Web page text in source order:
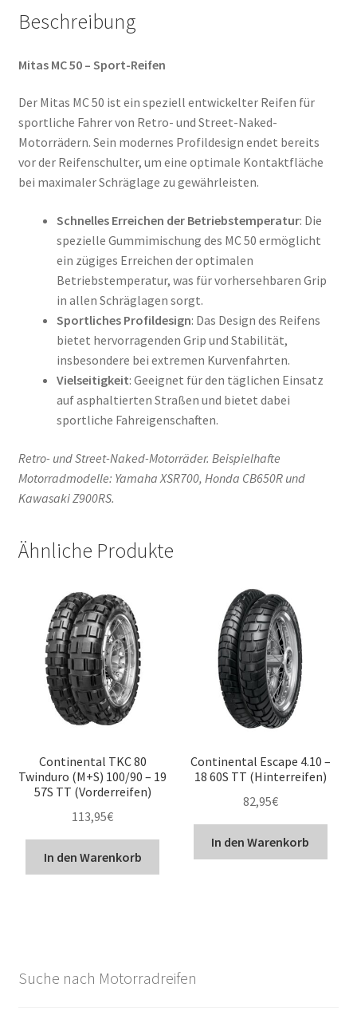
Beschreibung
Mitas MC 50 – Sport-Reifen
Der Mitas MC 50 ist ein speziell entwickelter Reifen für
sportliche Fahrer von Retro- und Street-Naked-
Motorrädern. Sein modernes Profildesign endet bereits
vor der Reifenschulter, um eine optimale Kontaktfläche
bei maximaler Schräglage zu gewährleisten.
Schnelles Erreichen der Betriebstemperatur: Die
spezielle Gummimischung des MC 50 ermöglicht
ein zügiges Erreichen der optimalen
Betriebstemperatur, was für vorhersehbaren Grip
in allen Schräglagen sorgt.
Sportliches Profildesign: Das Design des Reifens
bietet hervorragenden Grip und Stabilität,
insbesondere bei extremen Kurvenfahrten.
Vielseitigkeit: Geeignet für den täglichen Einsatz
auf asphaltierten Straßen und bietet dabei
sportliche Fahreigenschaften.
Retro- und Street-Naked-Motorräder. Beispielhafte
Motorradmodelle: Yamaha XSR700, Honda CB650R und
Kawasaki Z900RS.
Ähnliche Produkte
Continental TKC 80
Twinduro (M+S) 100/90 – 19
57S TT (Vorderreifen)
113,95€
In den Warenkorb
Continental Escape 4.10 –
18 60S TT (Hinterreifen)
82,95€
In den Warenkorb
Suche nach Motorradreifen